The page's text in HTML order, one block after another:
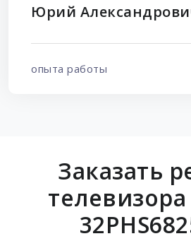
Юрий
опыта работы
Заказать